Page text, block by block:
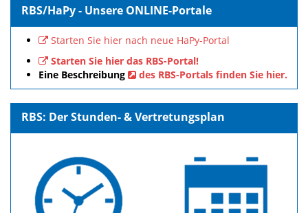
RBS/HaPy - Unsere ONLINE-Portale
Starten Sie hier nach neue HaPy-Portal
Starten Sie hier das RBS-Portal!
Eine Beschreibung
des RBS-Portals finden Sie hier.
RBS: Der Stunden- & Vertretungsplan